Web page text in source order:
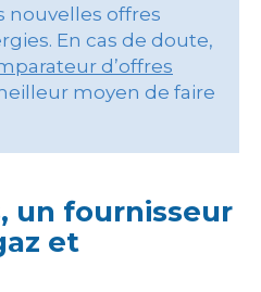
nouvelles offres
En cas de doute,
d’offres
moyen de faire
un fournisseur
et